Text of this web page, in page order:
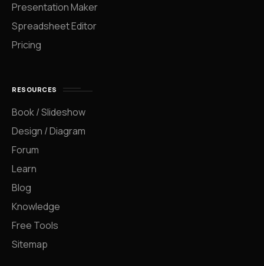
Presentation Maker
Spreadsheet Editor
Pricing
RESOURCES
Book / Slideshow
Design / Diagram
Forum
Learn
Blog
Knowledge
Free Tools
Sitemap